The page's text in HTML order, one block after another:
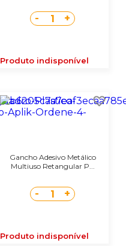
- 1 +
Produto indisponível
Gancho Adesivo Metálico
Multiuso Retangular P...
- 1 +
Produto indisponível